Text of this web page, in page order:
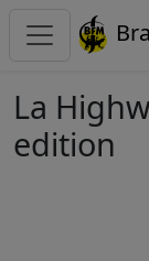
La
edition